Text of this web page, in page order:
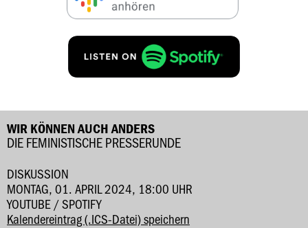
WIR KÖNNEN AUCH ANDERS
DIE FEMINISTISCHE PRESSERUNDE
DISKUSSION
MONTAG, 01. APRIL 2024, 18:00 UHR
YOUTUBE / SPOTIFY
Kalendereintrag (.ICS-Datei) speichern